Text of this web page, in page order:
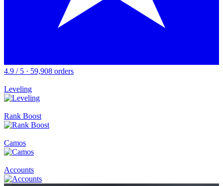
4.9 / 5 · 59,908 orders
Leveling
Rank Boost
Camos
Accounts